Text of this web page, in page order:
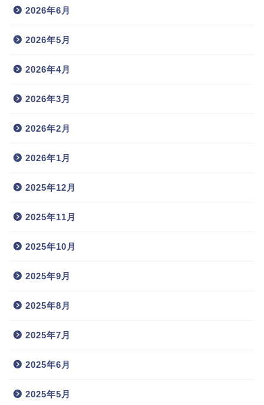
2026年6月
2026年5月
2026年4月
2026年3月
2026年2月
2026年1月
2025年12月
2025年11月
2025年10月
2025年9月
2025年8月
2025年7月
2025年6月
2025年5月